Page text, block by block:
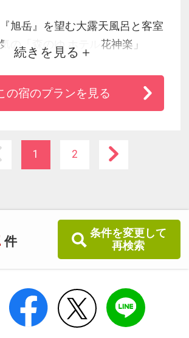
件
条件を変更して
再検索
旭岳』を望む大露天風呂と客室
の「森のゆ ホテル花神楽」
せる展望露天風呂や爽やかな香
ルサウナ、個室露天風呂などゆっ
温泉でおくつろぎいただけま
続きを見る
の宿のプランを見る
1 2